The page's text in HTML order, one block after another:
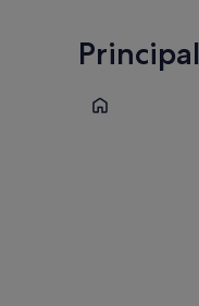
Granada